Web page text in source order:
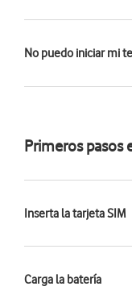
No puedo iniciar mi
Primeros
Inserta la tarjeta SIM
Carga la batería